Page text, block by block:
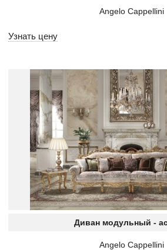
Angelo Cappellini
Узнать цену
Диван модульный -
Angelo Cappellini